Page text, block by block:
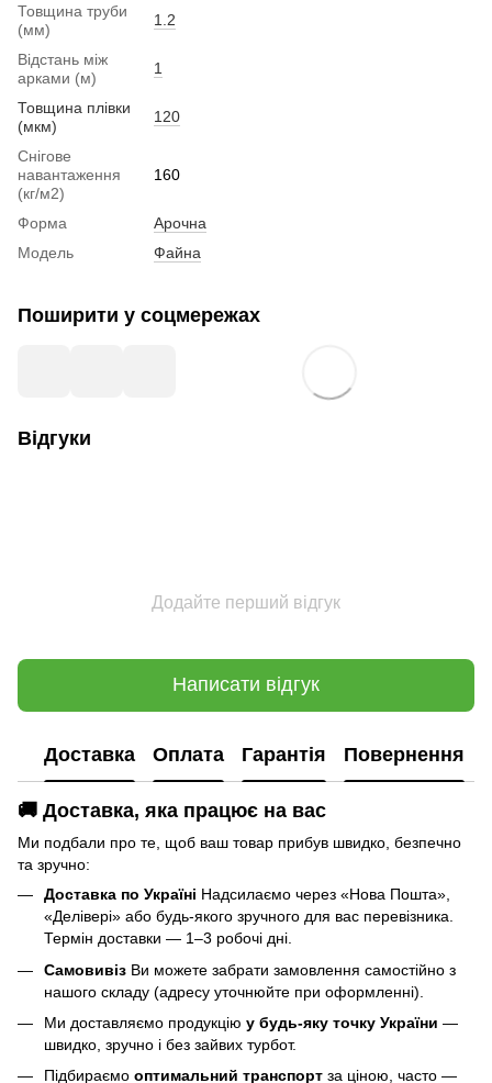
Товщина труби
(мм)
1.2
Відстань між
арками (м)
1
Товщина плівки
(мкм)
120
Снігове
навантаження
(кг/м2)
160
Форма
Арочна
Модель
Файна
Поширити у соцмережах
Відгуки
Додайте перший відгук
Написати відгук
Доставка Оплата Гарантія Повернення
🚚 Доставка, яка працює на вас
Ми подбали про те, щоб ваш товар прибув швидко, безпечно
та зручно:
Доставка по Україні Надсилаємо через «Нова Пошта»,
«Делівері» або будь-якого зручного для вас перевізника.
Термін доставки — 1–3 робочі дні.
Самовивіз Ви можете забрати замовлення самостійно з
нашого складу (адресу уточнюйте при оформленні).
Ми доставляємо продукцію у будь-яку точку України —
швидко, зручно і без зайвих турбот.
Підбираємо оптимальний транспорт за ціною, часто —